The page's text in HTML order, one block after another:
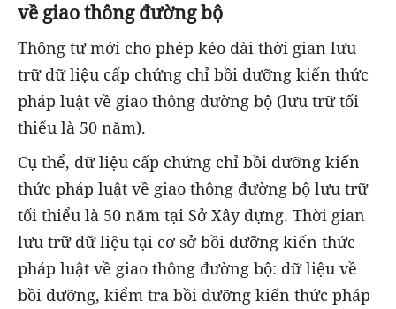
về giao thông đường bộ
Thông tư mới cho phép kéo dài thời gian lưu
trữ dữ liệu cấp chứng chỉ bồi dưỡng kiến thức
pháp luật về giao thông đường bộ (lưu trữ tối
thiểu là 50 năm).
Cụ thể, dữ liệu cấp chứng chỉ bồi dưỡng kiến
thức pháp luật về giao thông đường bộ lưu trữ
tối thiểu là 50 năm tại Sở Xây dựng. Thời gian
lưu trữ dữ liệu tại cơ sở bồi dưỡng kiến thức
pháp luật về giao thông đường bộ: dữ liệu về
bồi dưỡng, kiểm tra bồi dưỡng kiến thức pháp